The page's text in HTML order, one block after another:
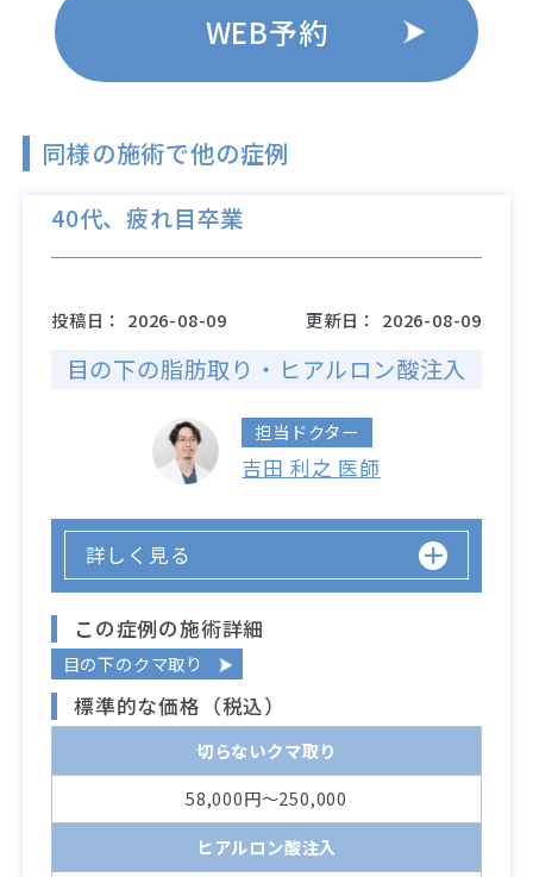
WEB予約
同様の施術で他の症例
40代、疲れ目卒業
投稿日： 2026-08-09 更新日： 2026-08-09
目の下の脂肪取り・ヒアルロン酸注入
担当ドクター
吉田 利之 医師
詳しく見る
この症例の施術詳細
目の下のクマ取り
標準的な価格（税込）
切らないクマ取り
58,000円～250,000
ヒアルロン酸注入